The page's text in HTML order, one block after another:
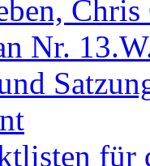
Nr.
für